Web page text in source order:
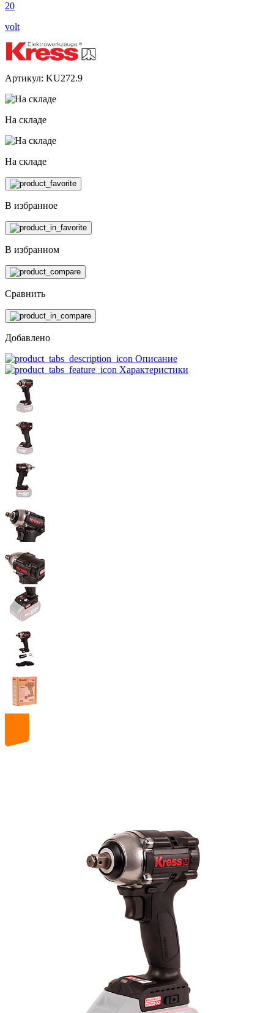
20
volt
Артикул: KU272.9
На складе
На складе
В избранное
В избранном
Сравнить
Добавлено
Описание
Характеристики